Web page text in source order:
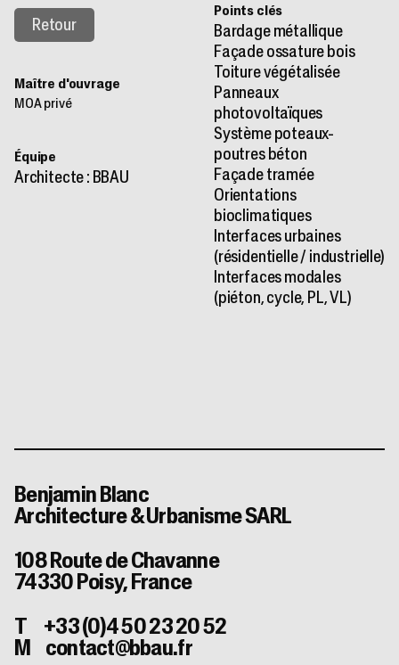
Retour
Maître d'ouvrage
MOA privé
Équipe
Architecte : BBAU
Points clés
Bardage métallique
Façade ossature bois
Toiture végétalisée
Panneaux
photovoltaïques
Système poteaux-
poutres béton
Façade tramée
Orientations
bioclimatiques
Interfaces urbaines
(résidentielle / industrielle)
Interfaces modales
(piéton, cycle, PL, VL)
Benjamin Blanc
Architecture & Urbanisme SARL
108 Route de Chavanne
74330 Poisy, France
T +33 (0)4 50 23 20 52
M contact@bbau.fr